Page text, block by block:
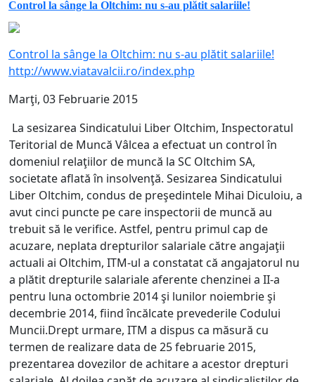
Control la sânge la Oltchim: nu s-au plătit salariile!
Control la sânge la Oltchim: nu s-au plătit salariile!
http://www.viatavalcii.ro/index.php
Marţi, 03 Februarie 2015
La sesizarea Sindicatului Liber Oltchim, Inspectoratul
Teritorial de Muncă Vâlcea a efectuat un control în
domeniul relaţiilor de muncă la SC Oltchim SA,
societate aflată în insolvenţă. Sesizarea Sindicatului
Liber Oltchim, condus de preşedintele Mihai Diculoiu, a
avut cinci puncte pe care inspectorii de muncă au
trebuit să le verifice. Astfel, pentru primul cap de
acuzare, neplata drepturilor salariale către angajaţii
actuali ai Oltchim, ITM-ul a constatat că angajatorul nu
a plătit drepturile salariale aferente chenzinei a II-a
pentru luna octombrie 2014 şi lunilor noiembrie şi
decembrie 2014, fiind încălcate prevederile Codului
Muncii.Drept urmare, ITM a dispus ca măsură cu
termen de realizare data de 25 februarie 2015,
prezentarea dovezilor de achitare a acestor drepturi